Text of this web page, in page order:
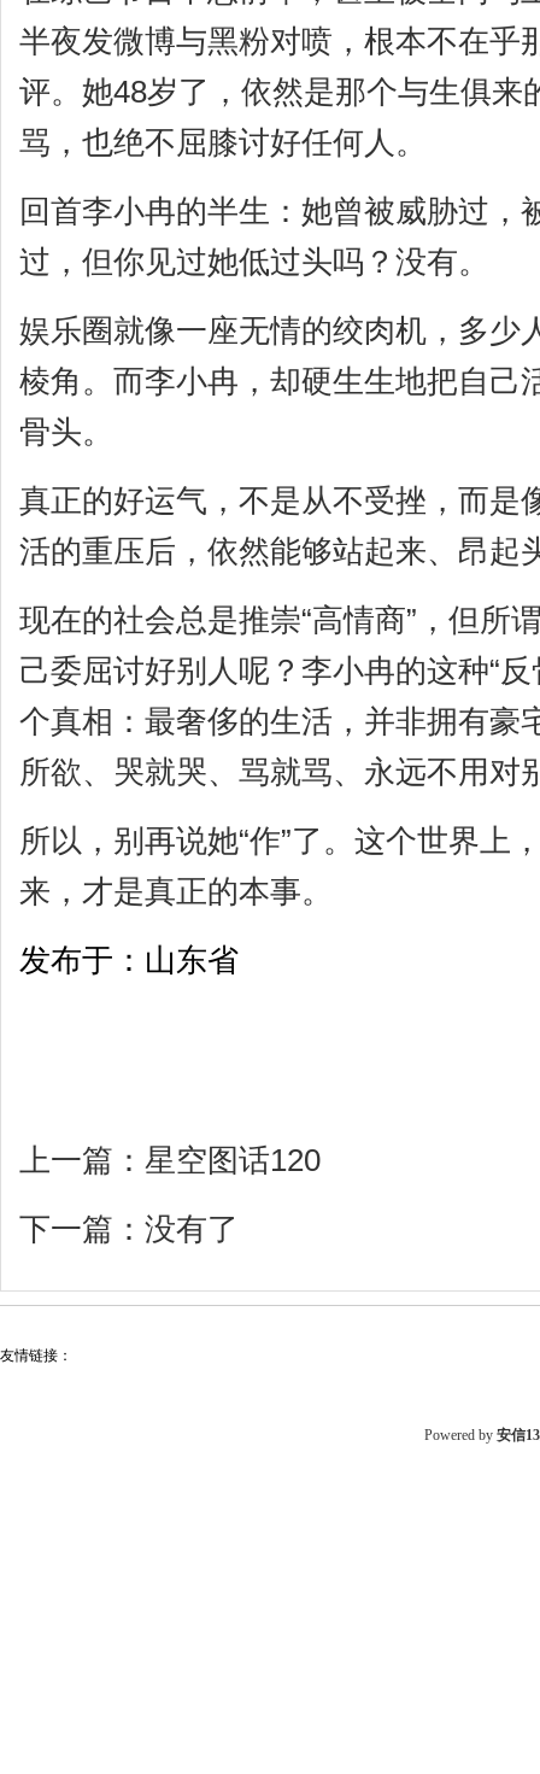
半夜发微博与黑粉对喷，根本不在乎
评。她48岁了，依然是那个与生俱来
骂，也绝不屈膝讨好任何人。
回首李小冉的半生：她曾被威胁过，
过，但你见过她低过头吗？没有。
娱乐圈就像一座无情的绞肉机，多少
棱角。而李小冉，却硬生生地把自己
骨头。
真正的好运气，不是从不受挫，而是
活的重压后，依然能够站起来、昂起
现在的社会总是推崇“高情商”，但所
己委屈讨好别人呢？李小冉的这种“
个真相：最奢侈的生活，并非拥有豪
所欲、哭就哭、骂就骂、永远不用对
所以，别再说她“作”了。这个世界上
来，才是真正的本事。
发布于：山东省
上一篇： 星空图话120
下一篇：没有了
友情链接：
Powered by 安信